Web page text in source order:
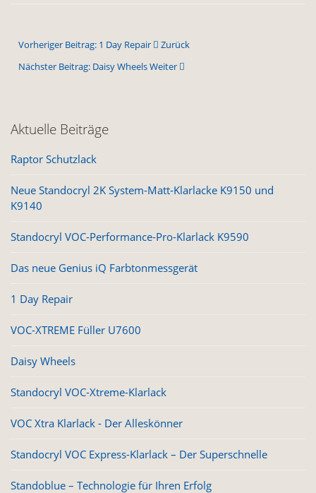
Vorheriger Beitrag: 1 Day Repair
Zurück
Nächster Beitrag: Daisy WheelsWeiter
Aktuelle Beiträge
Raptor Schutzlack
Neue Standocryl 2K System-Matt-Klarlacke K9150 und
K9140
Standocryl VOC-Performance-Pro-Klarlack K9590
Das neue Genius iQ Farbtonmessgerät
1 Day Repair
VOC-XTREME Füller U7600
Daisy Wheels
Standocryl VOC-Xtreme-Klarlack
VOC Xtra Klarlack - Der Alleskönner
Standocryl VOC Express-Klarlack – Der Superschnelle
Standoblue – Technologie für Ihren Erfolg